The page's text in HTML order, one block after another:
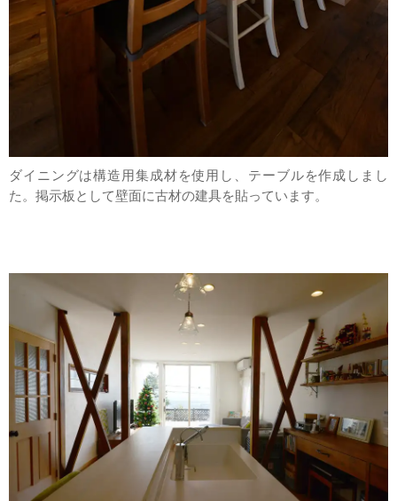
ダイニングは構造用集成材を使用し、テーブルを作成しまし
た。掲示板として壁面に古材の建具を貼っています。